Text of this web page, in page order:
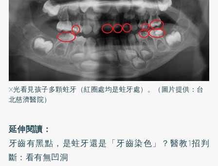
X光看見孩子多顆蛀牙（紅圈處均是蛀牙處）。（圖片提供：台
北慈濟醫院）
延伸閱讀：
牙齒有黑點，是蛀牙還是「牙齒染色」？醫教1招判
斷：看有無凹洞